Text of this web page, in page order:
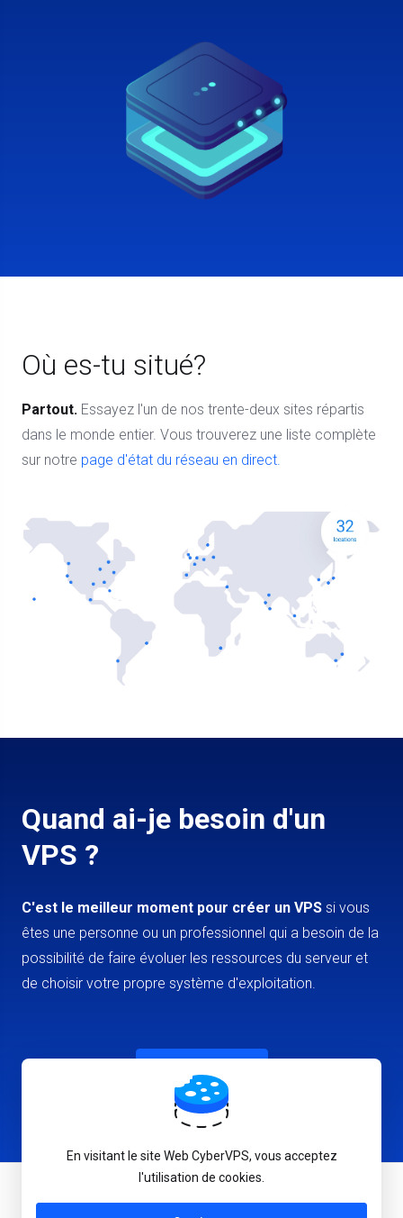
Où es-tu situé?
Partout. Essayez l'un de nos trente-deux sites répartis
dans le monde entier. Vous trouverez une liste complète
sur notre page d'état du réseau en direct.
Quand ai-je besoin d'un
VPS ?
C'est le meilleur moment pour créer un VPS si vous
êtes une personne ou un professionnel qui a besoin de la
possibilité de faire évoluer les ressources du serveur et
de choisir votre propre système d'exploitation.
Créer un VPS
En visitant le site Web CyberVPS, vous acceptez
l'utilisation de cookies.